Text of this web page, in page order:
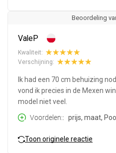
Beoordeling
ValeP
Kwaliteit:
Verschijning:
Ik had een 70 cm behuizing
vond ik precies in de Mexen
model niet veel.
Voordelen:
prijs, maat,
Toon originele reactie